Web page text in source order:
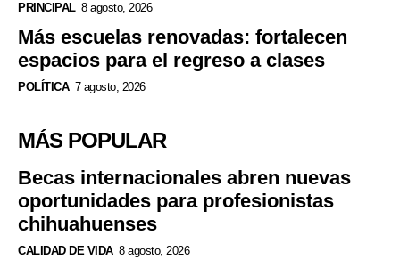
PRINCIPAL 8 agosto, 2026
Más escuelas renovadas: fortalecen
espacios para el regreso a clases
POLÍTICA 7 agosto, 2026
MÁS POPULAR
Becas internacionales abren nuevas
oportunidades para profesionistas
chihuahuenses
CALIDAD DE VIDA 8 agosto, 2026